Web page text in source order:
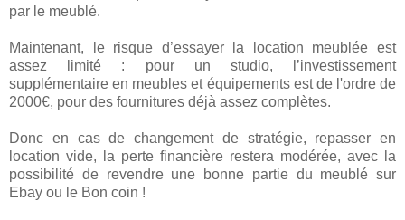
par le meublé.
Maintenant, le risque d’essayer la location meublée est
assez limité : pour un studio, l’investissement
supplémentaire en meubles et équipements est de l'ordre de
2000€, pour des fournitures déjà assez complètes.
Donc en cas de changement de stratégie, repasser en
location vide, la perte financière restera modérée, avec la
possibilité de revendre une bonne partie du meublé sur
Ebay ou le Bon coin !